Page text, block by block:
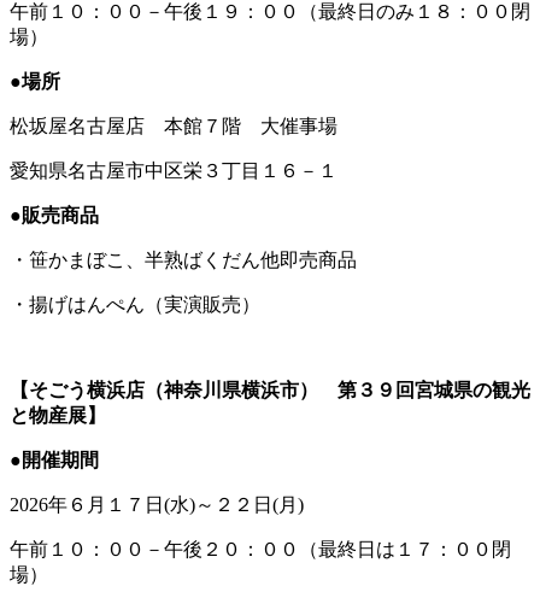
午前１０：００－午後１９：００（最終日のみ１８：００閉
場）
●場所
松坂屋名古屋店 本館７階 大催事場
愛知県名古屋市中区栄３丁目１６－１
●販売商品
・笹かまぼこ、半熟ばくだん他即売商品
・揚げはんぺん（実演販売）
【そごう横浜店（神奈川県横浜市） 第３９回宮城県の観光
と物産展】
●開催期間
2026年６月１７日(水)～２２日(月)
午前１０：００－午後２０：００（最終日は１７：００閉
場）